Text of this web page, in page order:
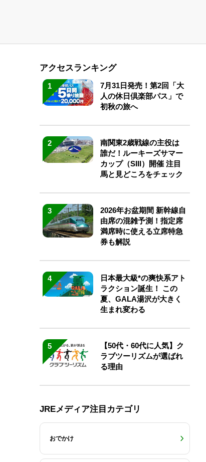
アクセスランキング
1
7月31日発売！第2回「大
人の休日倶楽部パス」で
初秋の旅へ
2
南関東2歳戦線の主役は
誰だ！ルーキーズサマー
カップ（SIII）開催 注目
馬と見どころをチェック
3
2026年お盆期間 新幹線自
由席の混雑予測！指定席
満席時に使える立席特急
券も解説
4
日本最大級*の爽快系アト
ラクション誕生！ この
夏、GALA湯沢が大きく
生まれ変わる
5
【50代・60代に人気】ク
ラブツーリズムが選ばれ
る理由
JREメディア注目カテゴリ
おでかけ